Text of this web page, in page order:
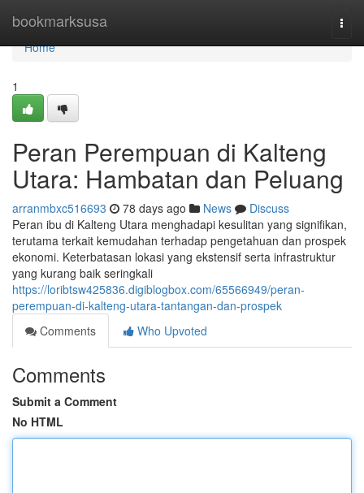
bookmarksusa
Home
Home
1
Peran Perempuan di Kalteng
Utara: Hambatan dan Peluang
arranmbxc516693 78 days ago News
Discuss
Peran ibu di Kalteng Utara menghadapi kesulitan yang signifikan,
terutama terkait kemudahan terhadap pengetahuan dan prospek
ekonomi. Keterbatasan lokasi yang ekstensif serta infrastruktur
yang kurang baik seringkali
https://loribtsw425836.digiblogbox.com/65566949/peran-
perempuan-di-kalteng-utara-tantangan-dan-prospek
Comments
Who Upvoted
Comments
Submit a Comment
No HTML